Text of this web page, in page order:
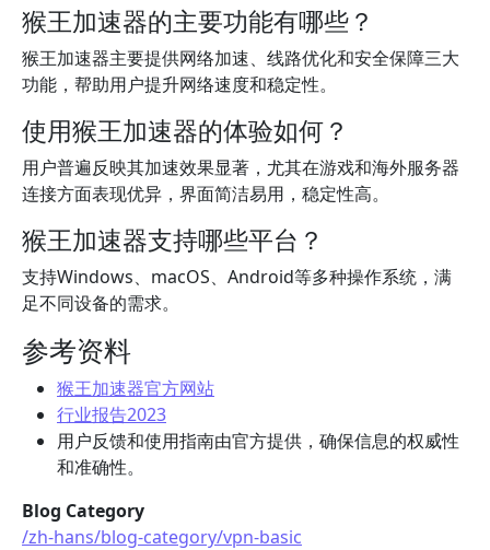
猴王加速器的主要功能有哪些？
猴王加速器主要提供网络加速、线路优化和安全保障三大
功能，帮助用户提升网络速度和稳定性。
使用猴王加速器的体验如何？
用户普遍反映其加速效果显著，尤其在游戏和海外服务器
连接方面表现优异，界面简洁易用，稳定性高。
猴王加速器支持哪些平台？
支持Windows、macOS、Android等多种操作系统，满
足不同设备的需求。
参考资料
猴王加速器官方网站
行业报告2023
用户反馈和使用指南由官方提供，确保信息的权威性
和准确性。
Blog Category
/zh-hans/blog-category/vpn-basic